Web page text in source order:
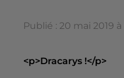
Publié : 20 mai 2019